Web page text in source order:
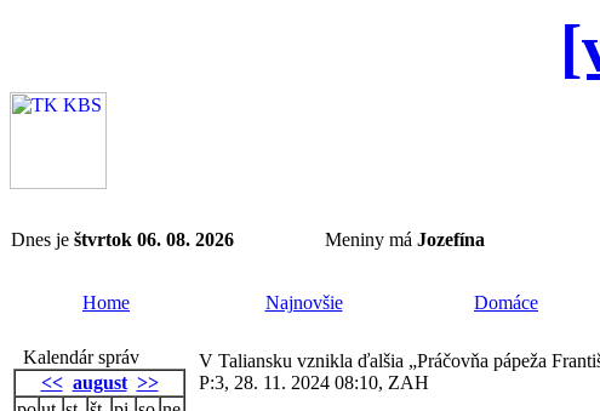
Dnes je štvrtok 06. 08. 2026 Meniny má Jozefína
Home Najnovšie Domáce
Kalendár správ
<< august >>
V Taliansku vznikla ďalšia „Práčovňa pápeža
P:3, 28. 11. 2024 08:10, ZAH